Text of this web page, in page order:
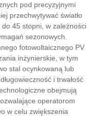
pod precyzyjnymi
przechwytywać światło
45 stopni, w zależności
sezonowych.
fotowoltaicznego PV
inżynierskie, w tym
stal ocynkowaną lub
i trwałość
obejmują
operatorom
w celu zwiększenia